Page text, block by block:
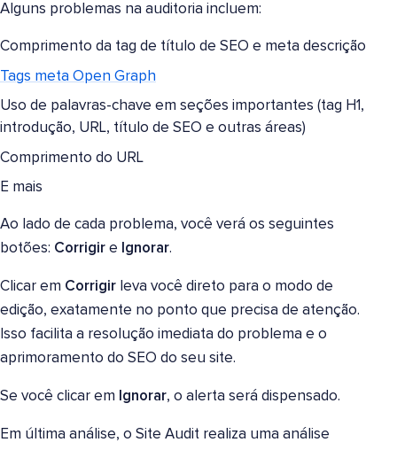
Alguns problemas na auditoria incluem:
Comprimento da tag de título de SEO e meta descrição
Tags meta Open Graph
Uso de palavras-chave em seções importantes (tag H1,
introdução, URL, título de SEO e outras áreas)
Comprimento do URL
E mais
Ao lado de cada problema, você verá os seguintes
botões: Corrigir e Ignorar.
Clicar em Corrigir leva você direto para o modo de
edição, exatamente no ponto que precisa de atenção.
Isso facilita a resolução imediata do problema e o
aprimoramento do SEO do seu site.
Se você clicar em Ignorar, o alerta será dispensado.
Em última análise, o Site Audit realiza uma análise